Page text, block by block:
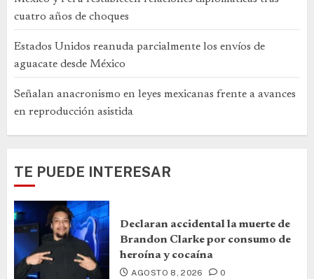
cuatro años de choques
Estados Unidos reanuda parcialmente los envíos de
aguacate desde México
Señalan anacronismo en leyes mexicanas frente a avances
en reproducción asistida
TE PUEDE INTERESAR
Declaran accidental la muerte de
Brandon Clarke por consumo de
heroína y cocaína
AGOSTO 8, 2026 0